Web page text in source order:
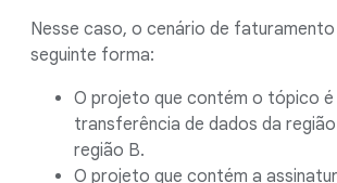
Nesse caso, o cenário de
seguinte forma:
O projeto que contém o tópico
transferência de dados da
região B.
O projeto que contém a